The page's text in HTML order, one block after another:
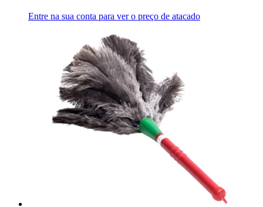
Entre na sua conta para ver o preço de atacado